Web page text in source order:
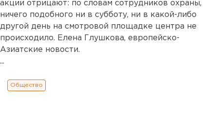
акции отрицают: по словам сотрудников охраны,
ничего подобного ни в субботу, ни в какой-либо
другой день на смотровой площадке центра не
происходило. Елена Глушкова, европейско-
Азиатские новости.
...
Общество